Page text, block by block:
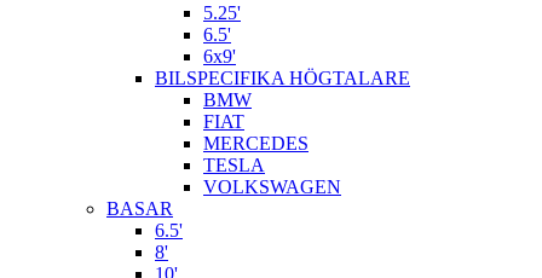
5.25'
6.5'
6x9'
BILSPECIFIKA HÖGTALARE
BMW
FIAT
MERCEDES
TESLA
VOLKSWAGEN
BASAR
6.5'
8'
10'